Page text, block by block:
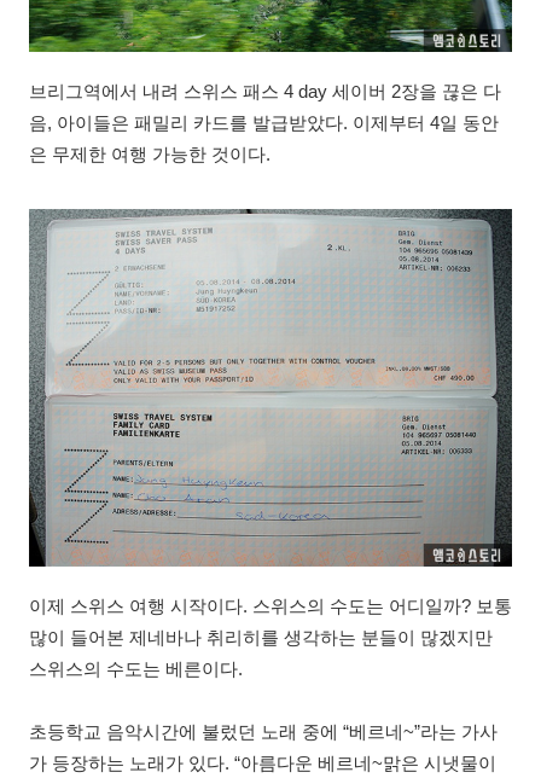
브리그역에서 내려 스위스 패스 4 day 세이버 2장을 끊은 다
음, 아이들은 패밀리 카드를 발급받았다. 이제부터 4일 동안
은 무제한 여행 가능한 것이다.
이제 스위스 여행 시작이다. 스위스의 수도는 어디일까? 보통
많이 들어본 제네바나 취리히를 생각하는 분들이 많겠지만
스위스의 수도는 베른이다.
초등학교 음악시간에 불렀던 노래 중에 “베르네~”라는 가사
가 등장하는 노래가 있다. “아름다운 베르네~맑은 시냇물이